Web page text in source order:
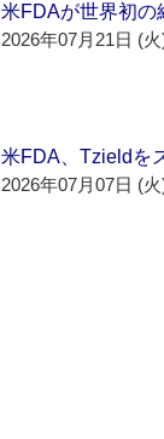
米FDAが世界初の
2026年07月21日 (火
米FDA、Tzieldを
2026年07月07日 (火